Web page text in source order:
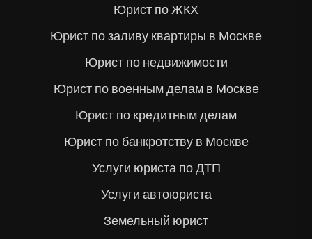
Юрист по ЖКХ
Юрист по заливу квартиры в Москве
Юрист по недвижимости
Юрист по военным делам в Москве
Юрист по кредитным делам
Юрист по банкротству в Москве
Услуги юриста по ДТП
Услуги автоюриста
Земельный юрист